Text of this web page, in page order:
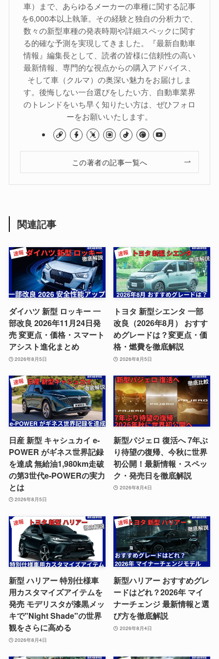
車）まで、あらゆるメーカーの車種に関する記事
を6,000本以上執筆。その経験と独自の分析力で、
数々の新型車種の発表時期や詳細スペックに関す
る的確な予測を実現してきました。『最新自動車
情報』編集長として、読者の皆様に信頼性の高い
最新情報、専門的な視点からの購入アドバイス、
そして車（クルマ）の奥深い魅力をお届けしま
す。後悔しない一台選びをしたい方、自動車業界
のトレンドをいち早く知りたい方は、ぜひフォロ
ーをお願いいたします。
この著者の記事一覧へ
関連記事
ダイハツ 新型 ロッキー 一
部改良 2026年11月24日発
売 変更点・価格・スマート
アシスト進化まとめ
2026年8月5日
トヨタ 新型シエンタ 一部
改良（2026年8月） おすす
めグレードは？変更点・価
格・燃費を徹底解説
2026年8月5日
日産 新型 キャシュカイ e-
POWER がギネス世界記録
を達成 無給油1,980km走破
の第3世代e-POWERの実力
とは
2026年8月5日
新型パジェロ 復活へ 7年ぶ
り待望の復帰、今秋に世界
初公開！最新情報・スペッ
ク・発売日を徹底解説
2026年8月4日
新型 ハリアー 特別仕様車
用カスタマイズアイテムを
発売 モデリスタが漆黒メッ
キで"Night Shade"の世界
観をさらに高める
2026年8月4日
新型ハリアー おすすめグレ
ードはどれ？2026年 マイ
ナーチェンジ 最新情報と選
び方を徹底解説
2026年8月4日